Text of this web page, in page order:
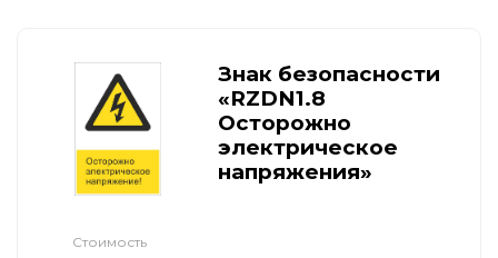
Знак безопасности
«RZDN1.8
Осторожно
электрическое
напряжения»
Стоимость